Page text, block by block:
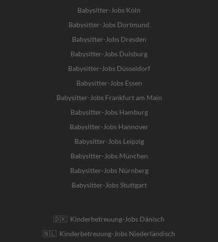
Babysitter-Jobs Köln
Babysitter-Jobs Dortmund
Babysitter-Jobs Dresden
Babysitter-Jobs Duisburg
Babysitter-Jobs Düsseldorf
Babysitter-Jobs Essen
Babysitter-Jobs Frankfurt am Main
Babysitter-Jobs Hamburg
Babysitter-Jobs Hannover
Babysitter-Jobs Leipzig
Babysitter-Jobs München
Babysitter-Jobs Nürnberg
Babysitter-Jobs Stuttgart
🇩🇰 Kinderbetreuung-Jobs Dänisch
🇳🇱 Kinderbetreuung-Jobs Niederländisch